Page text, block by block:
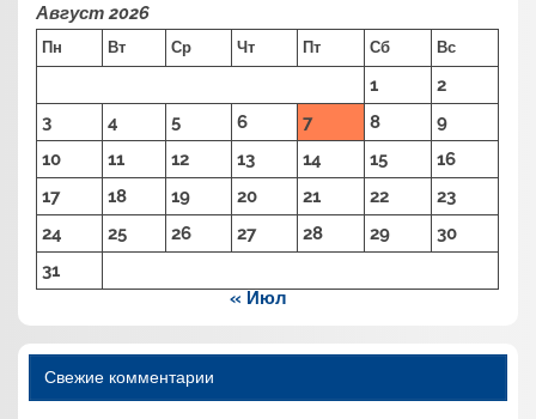
Август 2026
Пн Вт Ср Чт Пт Сб Вс
1
2
3
4 5 6 7 8
9
10
11 12 13 14 15
16
17
18 19 20 21 22
23
24
25 26 27 28 29
30
31
« Июл
Свежие комментарии